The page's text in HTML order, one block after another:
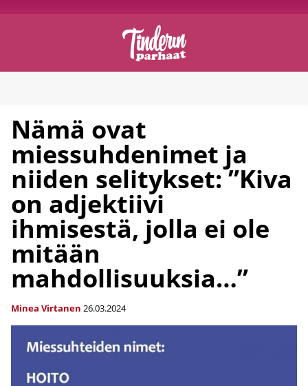
Nämä ovat
miessuhdenimet ja
niiden selitykset: ”Kiva
on adjektiivi
ihmisestä, jolla ei ole
mitään
mahdollisuuksia…”
Minea Virtanen 26.03.2024